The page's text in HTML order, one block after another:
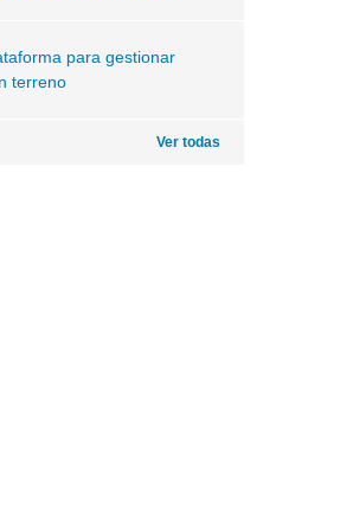
para gestionar
terreno
Ver todas